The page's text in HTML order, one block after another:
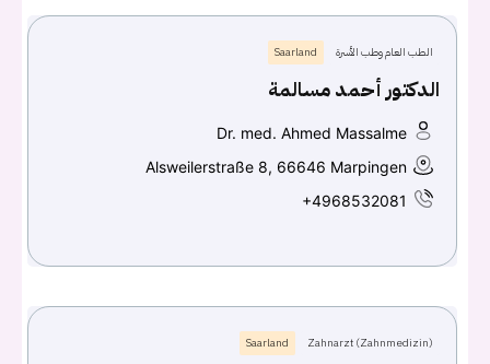
الطب العام وطب الأسرة Saarland
الدكتور أحمد مسالمة
Dr. med. Ahmed Massalme
Alsweilerstraße 8, 66646 Marpingen
+4968532081
Zahnarzt (Zahnmedizin)
Saarland